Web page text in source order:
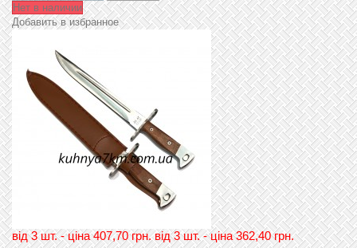
Нет в наличии
Добавить в избранное
вiд 3 шт. - цiна 407,70 грн. вiд 3 шт. - цiна 362,40 грн.